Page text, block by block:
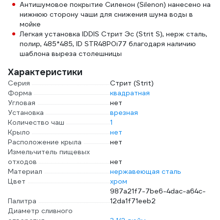
Антишумовое покрытие Силенон (Silenon) нанесено на
нижнюю сторону чаши для снижения шума воды в
мойке
Легкая установка IDDIS Стрит Эс (Strit S), нерж сталь,
полир, 485*485, ID STR48P0i77 благодаря наличию
шаблона выреза столешницы
Характеристики
Серия
Стрит (Strit)
Форма
квадратная
Угловая
нет
Установка
врезная
Количество чаш
1
Крыло
нет
Расположение крыла
нет
Измельчитель пищевых
отходов
нет
Материал
нержавеющая сталь
Цвет
хром
Палитра
987a21f7-7be6-4dac-a64c-
12da1f71eeb2
Диаметр сливного